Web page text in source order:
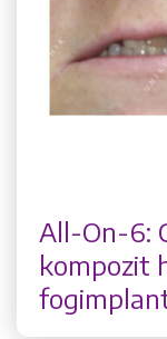
All-On-6:
kompozit